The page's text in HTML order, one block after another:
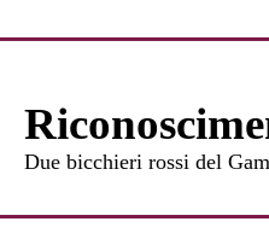
Due bicchieri rossi del